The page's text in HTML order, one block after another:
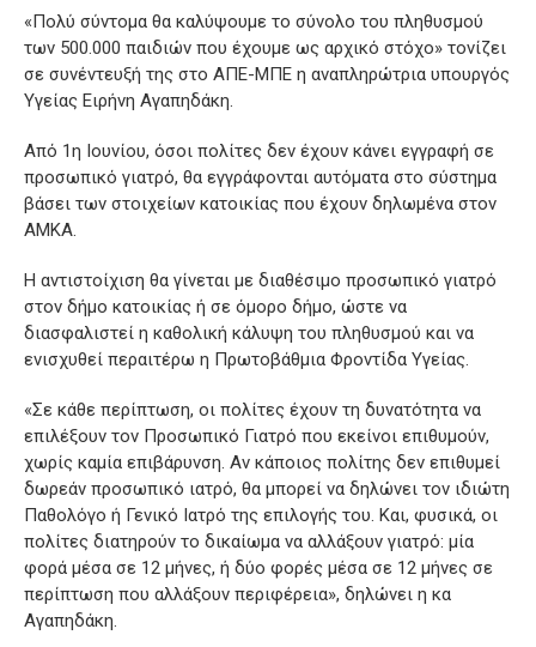
«Πολύ σύντομα θα καλύψουμε το σύνολο του πληθυσμού
των 500.000 παιδιών που έχουμε ως αρχικό στόχο» τονίζει
σε συνέντευξή της στο ΑΠΕ-ΜΠΕ η αναπληρώτρια υπουργός
Υγείας Ειρήνη Αγαπηδάκη.
Από 1η Ιουνίου, όσοι πολίτες δεν έχουν κάνει εγγραφή σε
προσωπικό γιατρό, θα εγγράφονται αυτόματα στο σύστημα
βάσει των στοιχείων κατοικίας που έχουν δηλωμένα στον
ΑΜΚΑ.
Η αντιστοίχιση θα γίνεται με διαθέσιμο προσωπικό γιατρό
στον δήμο κατοικίας ή σε όμορο δήμο, ώστε να
διασφαλιστεί η καθολική κάλυψη του πληθυσμού και να
ενισχυθεί περαιτέρω η Πρωτοβάθμια Φροντίδα Υγείας.
«Σε κάθε περίπτωση, οι πολίτες έχουν τη δυνατότητα να
επιλέξουν τον Προσωπικό Γιατρό που εκείνοι επιθυμούν,
χωρίς καμία επιβάρυνση. Αν κάποιος πολίτης δεν επιθυμεί
δωρεάν προσωπικό ιατρό, θα μπορεί να δηλώνει τον ιδιώτη
Παθολόγο ή Γενικό Ιατρό της επιλογής του. Και, φυσικά, οι
πολίτες διατηρούν το δικαίωμα να αλλάξουν γιατρό: μία
φορά μέσα σε 12 μήνες, ή δύο φορές μέσα σε 12 μήνες σε
περίπτωση που αλλάξουν περιφέρεια», δηλώνει η κα
Αγαπηδάκη.